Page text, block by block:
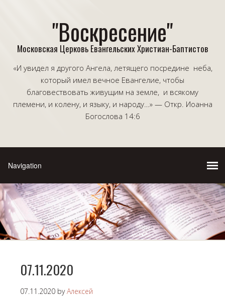
"Воскресение"
Московская Церковь Евангельских Христиан-Баптистов
«И увидел я другого Ангела, летящего посредине неба,
который имел вечное Евангелие, чтобы
благовествовать живущим на земле, и всякому
племени, и колену, и языку, и народу…» — Откр. Иоанна
Богослова 14:6
07.11.2020
07.11.2020 byАлексей